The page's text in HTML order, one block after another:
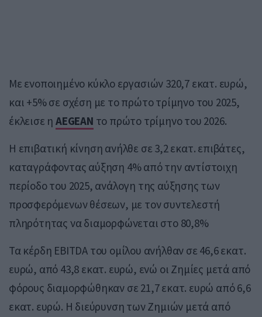
Με ενοποιημένο κύκλο εργασιών 320,7 εκατ. ευρώ,
και +5% σε σχέση με το πρώτο τρίμηνο του 2025,
έκλεισε ηAEGEAN το πρώτο τρίμηνο του 2026.
Η επιβατική κίνηση ανήλθε σε 3,2 εκατ. επιβάτες,
καταγράφοντας αύξηση 4% από την αντίστοιχη
περίοδο του 2025, ανάλογη της αύξησης των
προσφερόμενων θέσεων, με τον συντελεστή
πληρότητας να διαμορφώνεται στο 80,8%
Τα κέρδη EBITDA του ομίλου ανήλθαν σε 46,6 εκατ.
ευρώ, από 43,8 εκατ. ευρώ, ενώ οι Ζημίες μετά από
φόρους διαμορφώθηκαν σε 21,7 εκατ. ευρώ από 6,6
εκατ. ευρώ. H διεύρυνση των Ζημιών μετά από